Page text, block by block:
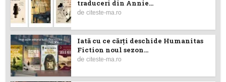
traduceri din Annie...
deciteste-ma.ro
Iată cu ce cărţi deschide Humanitas
Fiction noul sezon...
deciteste-ma.ro